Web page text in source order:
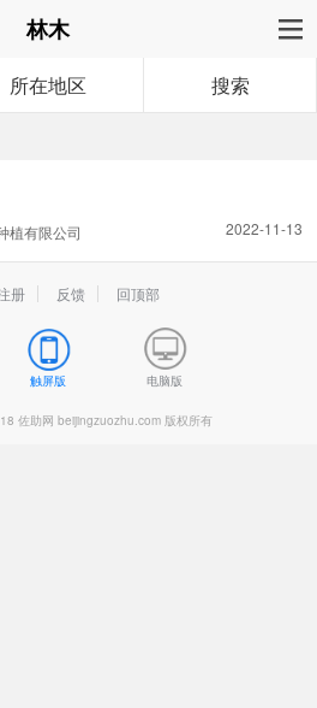
林木
所在地区 搜索
2022-11-13
植有限公司
册 反馈 回顶部
触屏版 电脑版
佐助网 beijingzuozhu.com 版权所有